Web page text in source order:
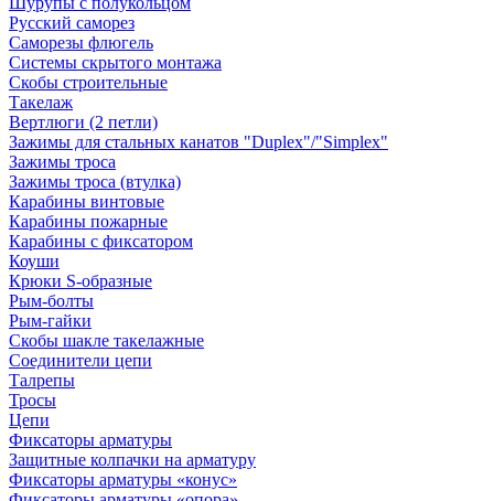
Русский саморез
Саморезы флюгель
Системы скрытого монтажа
Скобы строительные
Такелаж
Вертлюги (2 петли)
Зажимы для стальных канатов "Duplex"/"Simplex"
Зажимы троса
Зажимы троса (втулка)
Карабины винтовые
Карабины пожарные
Карабины с фиксатором
Коуши
Крюки S-образные
Рым-болты
Рым-гайки
Скобы шакле такелажные
Соединители цепи
Талрепы
Тросы
Цепи
Фиксаторы арматуры
Защитные колпачки на арматуру
Фиксаторы арматуры «конус»